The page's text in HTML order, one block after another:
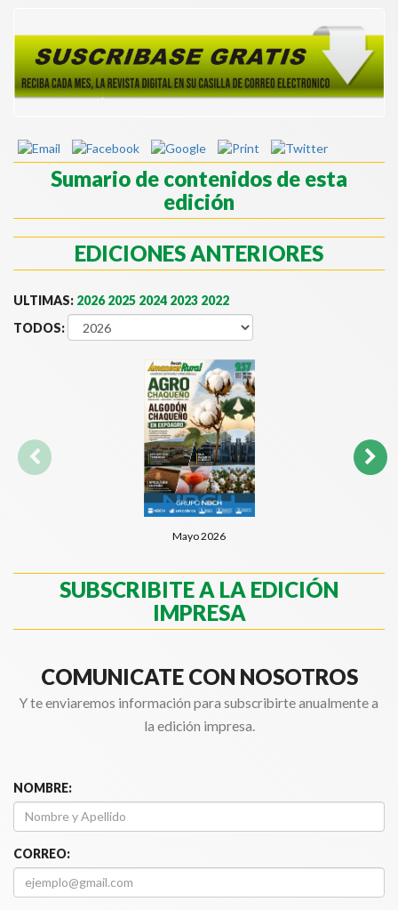
Sumario de contenidos de esta
edición
EDICIONES ANTERIORES
ULTIMAS: 2026 2025 2024 2023 2022
TODOS:
Mayo 2026
SUBSCRIBITE A LA EDICIÓN
IMPRESA
COMUNICATE CON NOSOTROS
Y te enviaremos información para subscribirte anualmente a
la edición impresa.
NOMBRE:
CORREO: